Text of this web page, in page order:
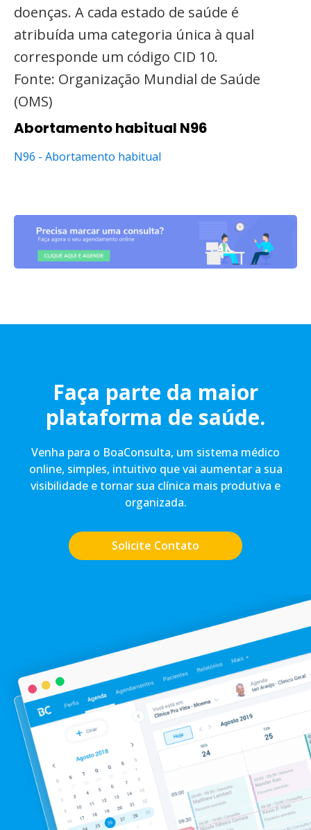
doenças. A cada estado de saúde é
atribuída uma categoria única à qual
corresponde um código CID 10.
Fonte: Organização Mundial de Saúde
(OMS)
Abortamento habitual N96
N96 - Abortamento habitual
Faça parte da maior
plataforma de saúde.
Venha para o BoaConsulta, um sistema médico
online, simples, intuitivo que vai aumentar a sua
visibilidade e tornar sua clínica mais produtiva e
organizada.
Solicite Contato